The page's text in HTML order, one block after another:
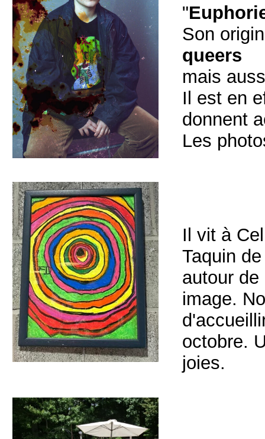
"
Son
queers
mais
Il est en
donnent
Les
Il vit à
Taquin
autour
image.
octobre.
joies.